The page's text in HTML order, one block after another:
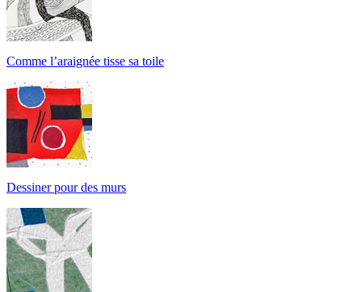
Comme l’araignée tisse sa toile
Dessiner pour des murs